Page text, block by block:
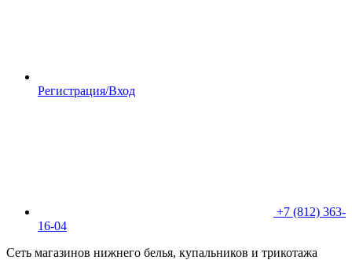
Регистрация/Вход
+7 (812) 363-
16-04
Сеть магазинов нижнего белья, купальников и трикотажа